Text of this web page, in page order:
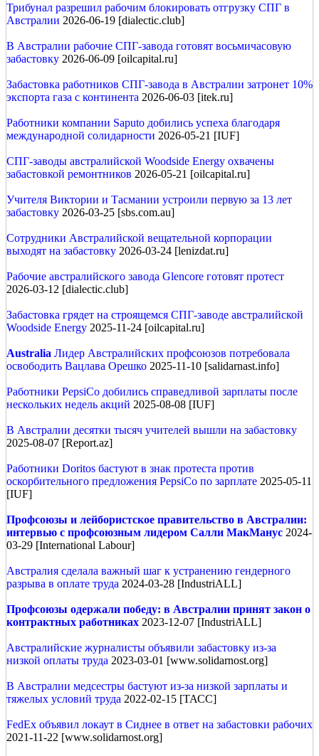
Трибунал разрешил рабочим блокировать отгрузку СПГ в
Австралии 2026-06-19 [dialectic.club]
В Австралии рабочие СПГ-завода готовят восьмичасовую
забастовку 2026-06-09 [oilcapital.ru]
Забастовка работников СПГ-завода в Австралии затронет 10%
экспорта газа с континента 2026-06-03 [itek.ru]
Работники компании Saputo добились успеха благодаря
международной солидарности 2026-05-21 [IUF]
СПГ-заводы австралийской Woodside Energy охвачены
забастовкой ремонтников 2026-05-21 [oilcapital.ru]
Учителя Виктории и Тасмании устроили первую за 13 лет
забастовку 2026-03-25 [sbs.com.au]
Сотрудники Австралийской вещательной корпорации
выходят на забастовку 2026-03-24 [lenizdat.ru]
Рабочие австралийского завода Glencore готовят протест
2026-03-12 [dialectic.club]
Забастовка грядет на строящемся СПГ-заводе австралийской
Woodside Energy 2025-11-24 [oilcapital.ru]
Australia Лидер Австралийских профсоюзов потребовала
освободить Вацлава Орешко 2025-11-10 [salidarnast.info]
Работники PepsiCo добились справедливой зарплаты после
нескольких недель акций 2025-08-08 [IUF]
В Австралии десятки тысяч учителей вышли на забастовку
2025-08-07 [Report.az]
Работники Doritos бастуют в знак протеста против
оскорбительного предложения PepsiCo по зарплате 2025-05-11
[IUF]
Профсоюзы и лейбористское правительство в Австралии:
интервью с профсоюзным лидером Салли МакМанус 2024-
03-29 [International Labour]
Австралия сделала важный шаг к устранению гендерного
разрыва в оплате труда 2024-03-28 [IndustriALL]
Профсоюзы одержали победу: в Австралии принят закон о
контрактных работниках 2023-12-07 [IndustriALL]
Австралийские журналисты объявили забастовку из-за
низкой оплаты труда 2023-03-01 [www.solidarnost.org]
В Австралии медсестры бастуют из-за низкой зарплаты и
тяжелых условий труда 2022-02-15 [ТАСС]
FedEx объявил локаут в Сиднее в ответ на забастовки рабочих
2021-11-22 [www.solidarnost.org]